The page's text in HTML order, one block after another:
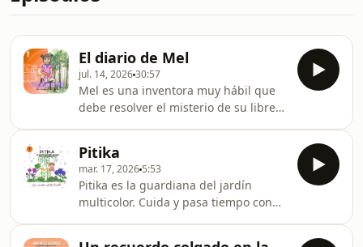
El diario de Mel
jul. 14, 202630:57
Mel es una inventora muy hábil que
debe resolver el misterio de su libreta
todo lo que es humano, Mel descubre
nuevos amigos que le ayudarán a
derrotar a TECno y recuperar el
mundo de las máquinas. Este es un
cuento escrito, ilustrado y narrado
para Melani, la ganadora de la
Pitika
mar. 17, 2026 5:53
Pitika es la guardiana del jardín
multicolor. Cuida y pasa tiempo con